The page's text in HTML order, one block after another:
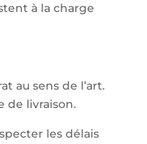
à la charge
au sens de l’art.
de livraison.
les délais